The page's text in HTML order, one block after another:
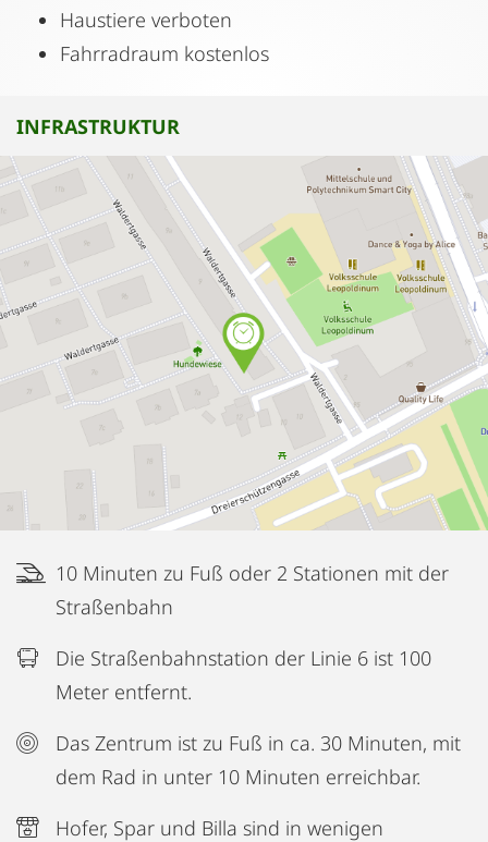
Haustiere verboten
Fahrradraum kostenlos
INFRASTRUKTUR
10 Minuten zu Fuß oder 2 Stationen mit der
Straßenbahn
Die Straßenbahnstation der Linie 6 ist 100
Meter entfernt.
Das Zentrum ist zu Fuß in ca. 30 Minuten, mit
dem Rad in unter 10 Minuten erreichbar.
Hofer, Spar und Billa sind in wenigen